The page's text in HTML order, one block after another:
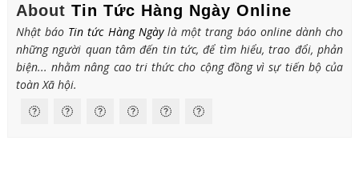
About Tin Tức Hàng Ngày Online
Nhật báo Tin tức Hàng Ngàylà một trang báo online dành cho
những người quan tâm đến tin tức, để tìm hiểu, trao đổi, phản
biện... nhằm nâng cao tri thức cho cộng đồng vì sự tiến bộ của
toàn Xã hội.